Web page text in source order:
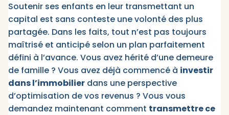
Soutenir ses enfants en leur transmettant un
capital est sans conteste une volonté des plus
partagée. Dans les faits, tout n’est pas toujours
maîtrisé et anticipé selon un plan parfaitement
défini à l’avance. Vous avez hérité d’une demeure
de famille ? Vous avez déjà commencé à investir
dans l’immobilier dans une perspective
d’optimisation de vos revenus ? Vous vous
demandez maintenant comment transmettre ce